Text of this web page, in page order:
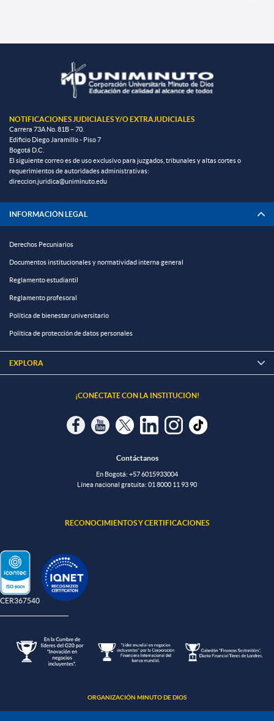
NOTIFICACIONES JUDICIALES Y/O EXTRAJUDICIALES
Carrera 73A No. 81B – 70.
Edificio Diego Jaramillo - Piso 7
Bogotá D.C.
El siguiente correo es de uso exclusivo para juzgados, tribunales y altas cortes o
requerimientos de autoridades administrativas:
direccion.juridica@uniminuto.edu
INFORMACIÓN LEGAL
Derechos Pecuniarios
Documentos institucionales y normatividad interna general
Reglamento estudiantil
Reglamento profesoral
Política de bienestar universitario
Política de protección de datos personales
EXPLORA 
¡CONÉCTATE CON LA INSTITUCIÓN!
Contáctanos
En Bogotá: +57 6015933004
Línea nacional gratuita: 01 8000 11 93 90
RECONOCIMIENTOS Y CERTIFICACIONES
CER367540
ORGANIZACIÓN MINUTO DE DIOS